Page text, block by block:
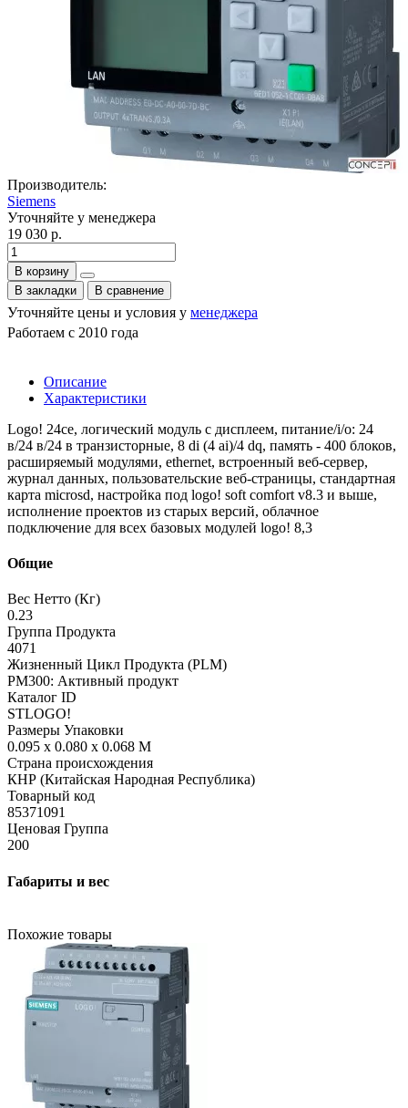
Производитель:
Siemens
Уточняйте у менеджера
19 030 р.
В корзину
В закладки
В сравнение
Уточняйте цены и условия у менеджера
Работаем с 2010 года
Описание
Характеристики
Logo! 24ce, логический модуль с дисплеем, питание/i/o: 24
в/24 в/24 в транзисторные, 8 di (4 ai)/4 dq, память - 400 блоков,
расширяемый модулями, ethernet, встроенный веб-сервер,
журнал данных, пользовательские веб-страницы, стандартная
карта microsd, настройка под logo! soft comfort v8.3 и выше,
исполнение проектов из старых версий, облачное
подключение для всех базовых модулей logo! 8,3
Общие
Вес Нетто (Кг)
0.23
Группа Продукта
4071
Жизненный Цикл Продукта (PLM)
PM300: Активный продукт
Каталог ID
STLOGO!
Размеры Упаковки
0.095 x 0.080 x 0.068 M
Страна происхождения
КНР (Китайская Народная Республика)
Товарный код
85371091
Ценовая Группа
200
Габариты и вес
Похожие товары